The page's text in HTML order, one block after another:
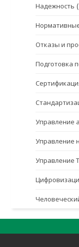
Надежность
Отказы и
Подготовка
Управление
Управление
Управление